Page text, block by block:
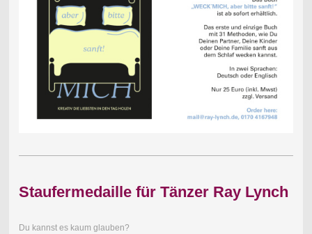
Staufermedaille für Tänzer Ray Lynch
Du kannst es kaum glauben?